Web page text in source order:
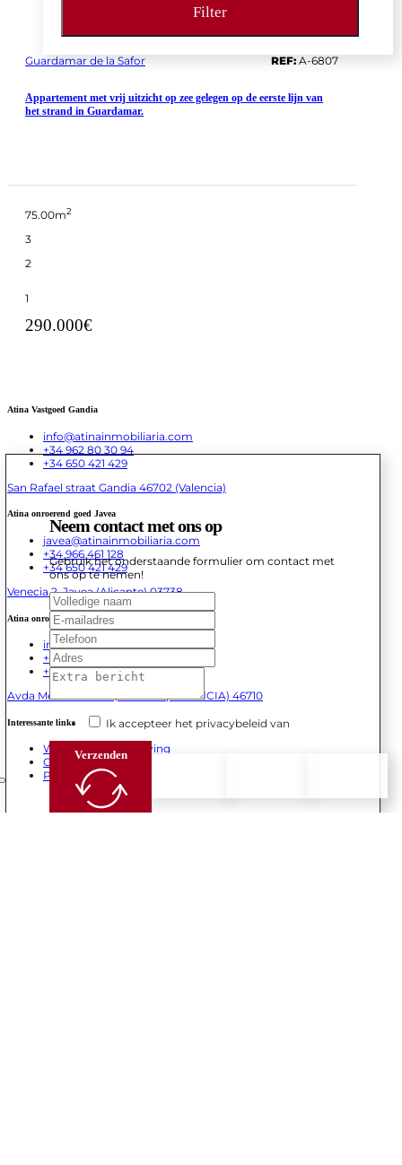
Filter
Guardamar de la Safor REF:A-6807
Appartement met vrij uitzicht op zee gelegen op de eerste lijn van
het strand in Guardamar.
75.00m2
3
2
1
290.000€
Atina Vastgoed Gandia
info@atinainmobiliaria.com
+34 962 80 30 94
+34 650 421 429
San Rafael straat Gandia 46702 (Valencia)
Atina onroerend goed Javea
javea@atinainmobiliaria.com
+34 966 461 128
+34 650 421 429
Venecia 2, Javea (Alicante) 03738
Atina onroerend goed Daimus
info@atinainmobiliaria.com
+34 962 81 86 62
+34 665 678 895
Avda Mediterranea 1, Daimus (VALENCIA) 46710
Interessante links
Wettelijke kennisgeving
Cookiebeleid
Privacybeleid
Neem contact met ons op
Gebruik het onderstaande formulier om contact met
ons op te nemen!
Ik accepteer het privacybeleid van
Verzenden